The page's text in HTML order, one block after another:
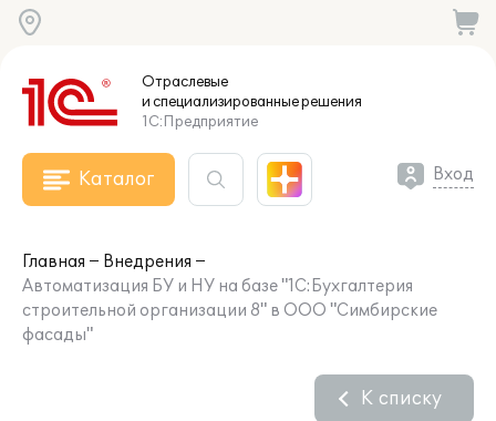
Отраслевые
и специализированныерешения
1С:Предприятие
Каталог Вход
Главная
Внедрения
Автоматизация БУ и НУ на базе "1С:Бухгалтерия
строительной организации 8" в ООО "Симбирские
фасады"
К списку